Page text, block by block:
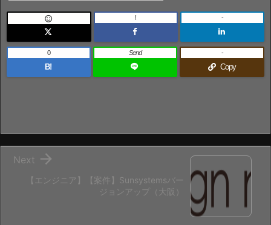
 ! -
B!
0 Send
Copy
-
【エンジニア】【案件】Sunsystemsバー
ジョンアップ（大阪）

Next